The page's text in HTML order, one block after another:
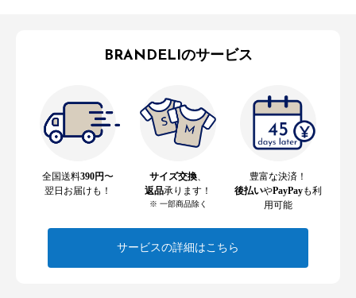
BRANDELIのサービス
全国送料390円〜
翌日お届けも！
サイズ交換
返品承ります！
※ 一部商品除く
豊富な決済！
後払いやPayPayも利
用可能
サービスの詳細はこちら